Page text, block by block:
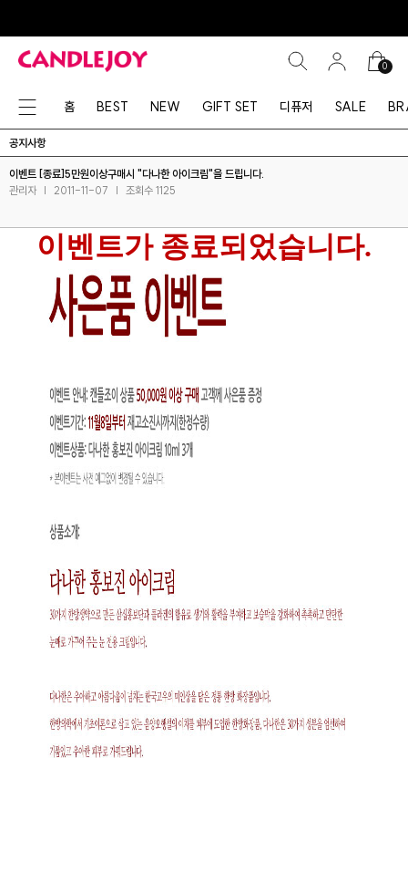
0
홈 BEST NEW GIFT SET 디퓨저 SALE
공지사항
이벤트 [종료]5만원이상구매시 "다나한 아이크림"을 드립니다.
관리자 | 2011-11-07 | 조회수 1125
이벤트가 종료되었습니다.